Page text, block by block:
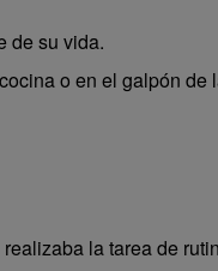
de su vida.
o en el galpón de
la tarea de